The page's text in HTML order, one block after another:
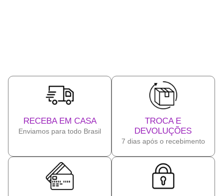
RECEBA EM CASA
Enviamos para todo Brasil
TROCA E
DEVOLUÇÕES
7 dias após o recebimento